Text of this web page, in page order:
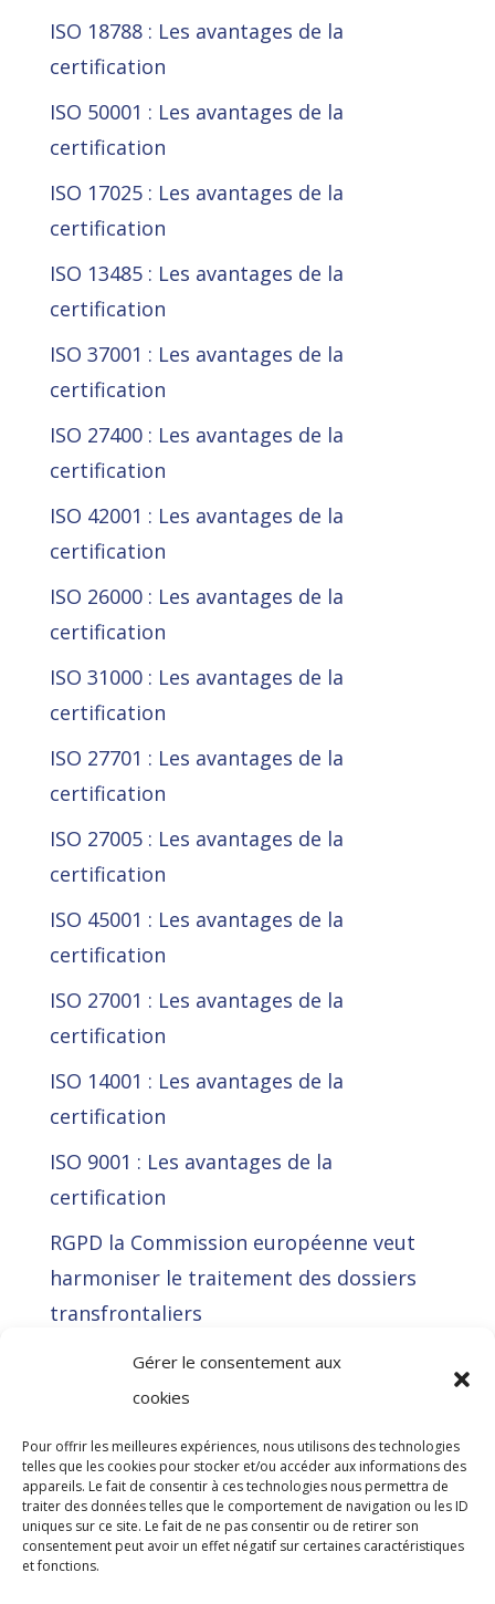
Gérer le consentement aux
cookies
Pour offrir les meilleures expériences, nous utilisons des technologies
telles que les cookies pour stocker et/ou accéder aux informations des
appareils. Le fait de consentir à ces technologies nous permettra de
traiter des données telles que le comportement de navigation ou les ID
uniques sur ce site. Le fait de ne pas consentir ou de retirer son
consentement peut avoir un effet négatif sur certaines caractéristiques
et fonctions.
ISO 18788 : Les avantages de la
certification
ISO 50001 : Les avantages de la
certification
ISO 17025 : Les avantages de la
certification
ISO 13485 : Les avantages de la
certification
ISO 37001 : Les avantages de la
certification
ISO 27400 : Les avantages de la
certification
ISO 42001 : Les avantages de la
certification
ISO 26000 : Les avantages de la
certification
ISO 31000 : Les avantages de la
certification
ISO 27701 : Les avantages de la
certification
ISO 27005 : Les avantages de la
certification
ISO 45001 : Les avantages de la
certification
ISO 27001 : Les avantages de la
certification
ISO 14001 : Les avantages de la
certification
ISO 9001 : Les avantages de la
certification
RGPD la Commission européenne veut
harmoniser le traitement des dossiers
transfrontaliers
La Cour de justice de l’Union européenne
(CJUE) déclare illégale l’approche RGPD
l’obligation de consentement par le biais
de cinq autres bases juridiques